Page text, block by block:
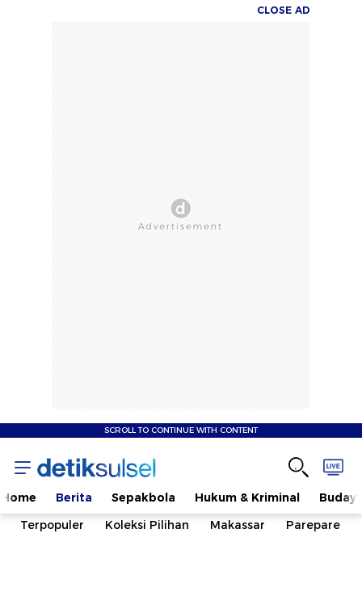
CLOSE AD
SCROLL TO CONTINUE WITH CONTENT
Home Berita Sepakbola Hukum & Kriminal
Terpopuler
Koleksi Pilihan Makassar Parepare